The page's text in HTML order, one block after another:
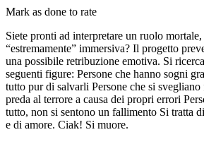
Mark as done to rate
Siete pronti ad interpretare un ruolo
“estremamente” immersiva? Il progetto
una possibile retribuzione emotiva. Si
seguenti figure: Persone che hanno sogni
tutto pur di salvarli Persone che si
preda al terrore a causa dei propri errori
tutto, non si sentono un fallimento Si tratta
e di amore. Ciak! Si muore.